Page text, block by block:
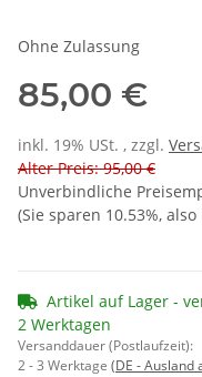
Ohne Zulassung
85,00 €
inkl. 19% USt. , zzgl.
Alter Preis: 95,00 €
Unverbindliche
(Sie sparen 10.53%, also
Artikel auf Lager -
2 Werktagen
Versanddauer (Postlaufzeit):
2 - 3 Werktage (DE - Ausland